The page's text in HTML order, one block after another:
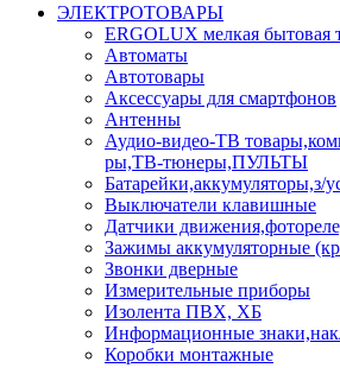
ЭЛЕКТРОТОВАРЫ
ERGOLUX мелкая бытовая
Автоматы
Автотовары
Аксессуары для смартфонов
Антенны
Аудио-видео-ТВ
ры,ТВ-тюнеры,ПУЛЬТЫ
Батарейки,аккумуляторы,з/
Выключатели клавишные
Датчики
Зажимы аккумуляторные
Звонки дверные
Измерительные приборы
Изолента ПВХ, ХБ
Информационные
Коробки монтажные